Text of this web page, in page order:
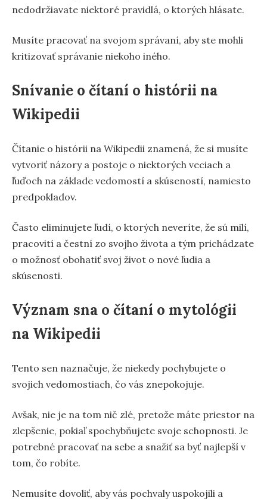
nedodržiavate niektoré pravidlá, o ktorých hlásate.
Musíte pracovať na svojom správaní, aby ste mohli
kritizovať správanie niekoho iného.
Snívanie o čítaní o histórii na
Wikipedii
Čítanie o histórii na Wikipedii znamená, že si musíte
vytvoriť názory a postoje o niektorých veciach a
ľuďoch na základe vedomostí a skúseností, namiesto
predpokladov.
Často eliminujete ľudí, o ktorých neveríte, že sú milí,
pracovití a čestní zo svojho života a tým prichádzate
o možnosť obohatiť svoj život o nové ľudia a
skúsenosti.
Význam sna o čítaní o mytológii
na Wikipedii
Tento sen naznačuje, že niekedy pochybujete o
svojich vedomostiach, čo vás znepokojuje.
Avšak, nie je na tom nič zlé, pretože máte priestor na
zlepšenie, pokiaľ spochybňujete svoje schopnosti. Je
potrebné pracovať na sebe a snažiť sa byť najlepší v
tom, čo robíte.
Nemusíte dovoliť, aby vás pochvaly uspokojili a